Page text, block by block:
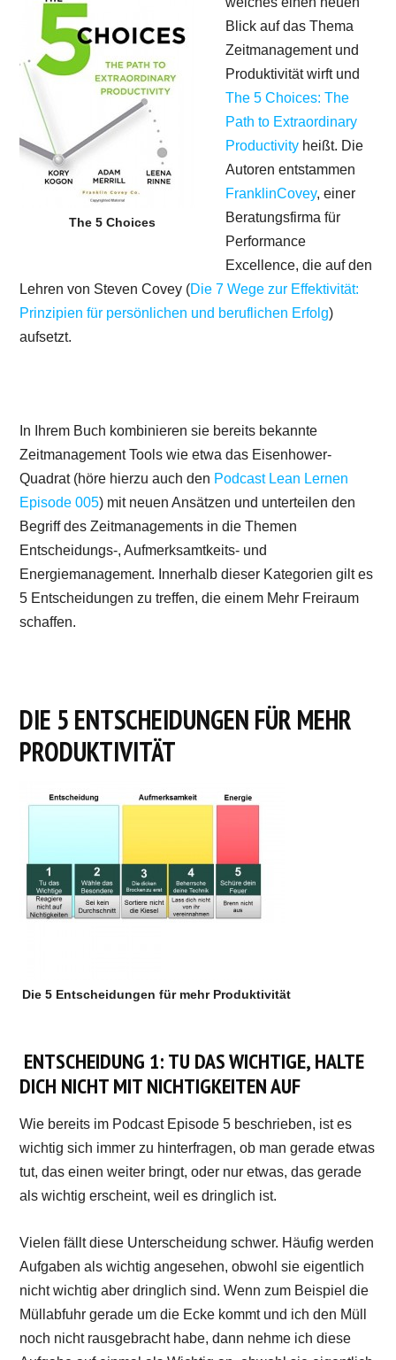
The 5 Choices
Blick auf das Thema
Zeitmanagement und
Produktivität wirft und
The 5 Choices: The
Path to Extraordinary
Productivity heißt. Die
Autoren entstammen
FranklinCovey, einer
Beratungsfirma für
Performance
Excellence, die auf den
Lehren von Steven Covey (Die 7 Wege zur Effektivität:
Prinzipien für persönlichen und beruflichen Erfolg)
aufsetzt.
In Ihrem Buch kombinieren sie bereits bekannte
Zeitmanagement Tools wie etwa das Eisenhower-
Quadrat (höre hierzu auch den Podcast Lean Lernen
Episode 005) mit neuen Ansätzen und unterteilen den
Begriff des Zeitmanagements in die Themen
Entscheidungs-, Aufmerksamtkeits- und
Energiemanagement. Innerhalb dieser Kategorien gilt es
5 Entscheidungen zu treffen, die einem Mehr Freiraum
schaffen.
DIE 5 ENTSCHEIDUNGEN FÜR MEHR
PRODUKTIVITÄT
Die 5 Entscheidungen für mehr Produktivität
ENTSCHEIDUNG 1: TU DAS WICHTIGE, HALTE
DICH NICHT MIT NICHTIGKEITEN AUF
Wie bereits im Podcast Episode 5 beschrieben, ist es
wichtig sich immer zu hinterfragen, ob man gerade etwas
tut, das einen weiter bringt, oder nur etwas, das gerade
als wichtig erscheint, weil es dringlich ist.
Vielen fällt diese Unterscheidung schwer. Häufig werden
Aufgaben als wichtig angesehen, obwohl sie eigentlich
nicht wichtig aber dringlich sind. Wenn zum Beispiel die
Müllabfuhr gerade um die Ecke kommt und ich den Müll
noch nicht rausgebracht habe, dann nehme ich diese